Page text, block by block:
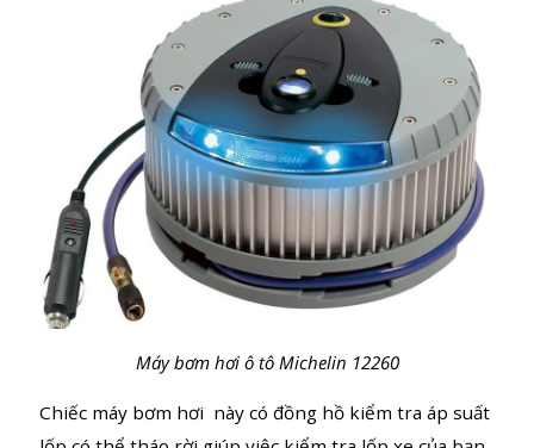
ngay cả trường hợp không may cán phải đinh hay
những vật nhọn.